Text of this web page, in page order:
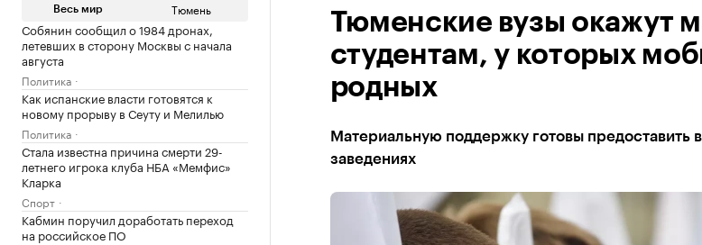
Весь мир Тюмень
Собянин сообщил о 1984 дронах,
летевших в сторону Москвы с начала
августа
Политика
Как испанские власти готовятся к
новому прорыву в Сеуту и Мелилью
Политика
Стала известна причина смерти 29-
летнего игрока клуба НБА «Мемфис»
Кларка
Спорт
Кабмин поручил доработать переход
на российское ПО
Тюменские вузы окажут
студентам, у которых
родных
Материальную поддержку готовы предоставить
заведениях